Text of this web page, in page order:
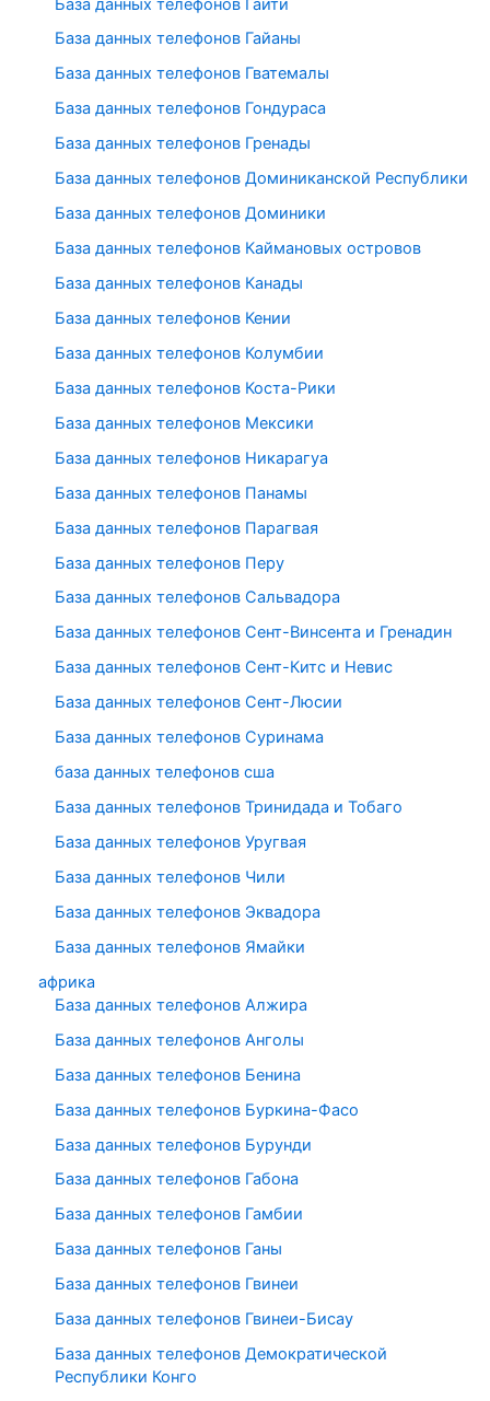
База данных телефонов Гайаны
База данных телефонов Гватемалы
База данных телефонов Гондураса
База данных телефонов Гренады
База данных телефонов Доминиканской Республики
База данных телефонов Доминики
База данных телефонов Каймановых островов
База данных телефонов Канады
База данных телефонов Кении
База данных телефонов Колумбии
База данных телефонов Коста-Рики
База данных телефонов Мексики
База данных телефонов Никарагуа
База данных телефонов Панамы
База данных телефонов Парагвая
База данных телефонов Перу
База данных телефонов Сальвадора
База данных телефонов Сент-Винсента и Гренадин
База данных телефонов Сент-Китс и Невис
База данных телефонов Сент-Люсии
База данных телефонов Суринама
база данных телефонов сша
База данных телефонов Тринидада и Тобаго
База данных телефонов Уругвая
База данных телефонов Чили
База данных телефонов Эквадора
База данных телефонов Ямайки
африка
База данных телефонов Алжира
База данных телефонов Анголы
База данных телефонов Бенина
База данных телефонов Буркина-Фасо
База данных телефонов Бурунди
База данных телефонов Габона
База данных телефонов Гамбии
База данных телефонов Ганы
База данных телефонов Гвинеи
База данных телефонов Гвинеи-Бисау
База данных телефонов Демократической
Республики Конго